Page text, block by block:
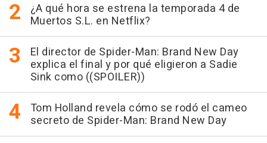
¿A qué hora se estrena la temporada 4 de
Muertos S.L. en Netflix?
El director de Spider-Man: Brand New Day
explica el final y por qué eligieron a Sadie
Sink como ((SPOILER))
Tom Holland revela cómo se rodó el cameo
secreto de Spider-Man: Brand New Day